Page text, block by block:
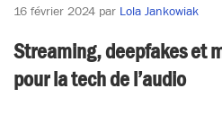
16 février 2024 par Lola Jankowiak
Streaming, deepfakes et
pour la tech de l’audio